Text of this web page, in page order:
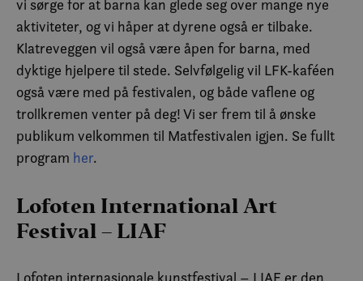
vi sørge for at barna kan glede seg over mange nye
aktiviteter, og vi håper at dyrene også er tilbake.
Klatreveggen vil også være åpen for barna, med
dyktige hjelpere til stede. Selvfølgelig vil LFK-kaféen
også være med på festivalen, og både vaflene og
trollkremen venter på deg! Vi ser frem til å ønske
publikum velkommen til Matfestivalen igjen. Se fullt
program her.
Lofoten International Art
Festival – LIAF
Lofoten internasjonale kunstfestival – LIAF er den